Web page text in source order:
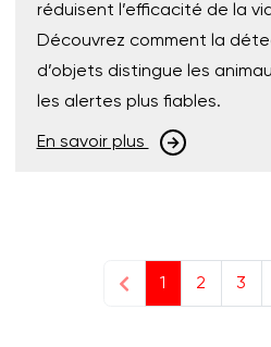
réduisent l’efficacité de la
Découvrez comment la
d’objets distingue les
les alertes plus fiables.
En savoir plus
1 2 3